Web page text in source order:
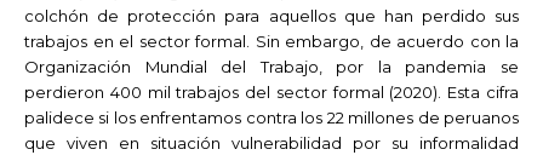
colchón de protección para aquellos que han perdido sus
trabajos en el sector formal. Sin embargo, de acuerdo con la
Organización Mundial del Trabajo, por la pandemia se
perdieron 400 mil trabajos del sector formal (2020). Esta cifra
palidece si los enfrentamos contra los 22 millones de peruanos
que viven en situación vulnerabilidad por su informalidad